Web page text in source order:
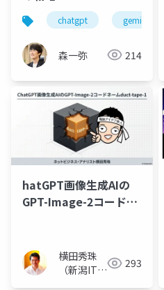
Bedrockではじめる柔
軟なAI活用 〜
chatgpt gemini
森一弥 214
hatGPT画像生成AIの
GPT-Image-2コードネ
横田秀珠
（新潟ITコ
293